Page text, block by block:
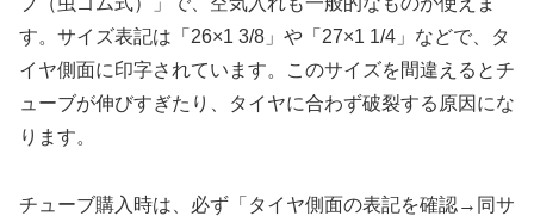
す。サイズ表記は「26×1 3/8」や「27×1 1/4」などで、タ
イヤ側面に印字されています。このサイズを間違えるとチ
ューブが伸びすぎたり、タイヤに合わず破裂する原因にな
ります。
チューブ購入時は、必ず「タイヤ側面の表記を確認→同サ